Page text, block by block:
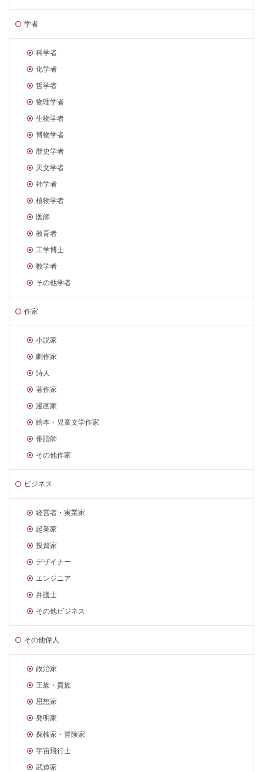
学者
科学者
化学者
哲学者
物理学者
生物学者
博物学者
歴史学者
天文学者
神学者
植物学者
医師
教育者
工学博士
数学者
その他学者
作家
小説家
劇作家
詩人
著作家
漫画家
絵本・児童文学作家
俳諧師
その他作家
ビジネス
経営者・実業家
起業家
投資家
デザイナー
エンジニア
弁護士
その他ビジネス
その他偉人
政治家
王族・貴族
思想家
発明家
探検家・冒険家
宇宙飛行士
武道家